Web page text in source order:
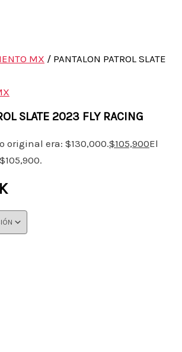
MX / PANTALON PATROL SLATE
SLATE 2023 FLY RACING
original era: $130,000.$105,900El